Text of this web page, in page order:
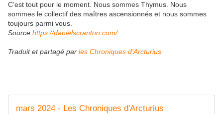
C’est tout pour le moment. Nous sommes Thymus. Nous
sommes le collectif des maîtres ascensionnés et nous sommes
toujours parmi vous.
Source:https://danielscranton.com/
Traduit et partagé par les Chroniques d'Arcturius
mars 2024 - Les Chroniques d'Arcturius